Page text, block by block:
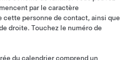
par le caractère
personne de contact, ainsi que
droite. Touchez le numéro de
du calendrier comprend un